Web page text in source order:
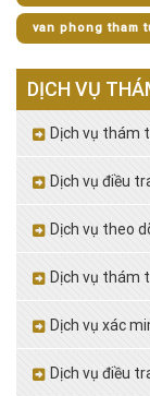
van phong tham
DỊCH VỤ
Dịch vụ thám
Dịch vụ điều
Dịch vụ theo
Dịch vụ thám
Dịch vụ xác
Dịch vụ điều